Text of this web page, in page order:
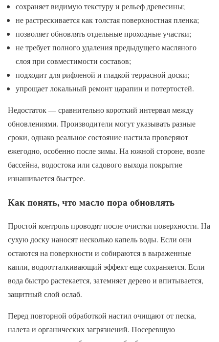
сохраняет видимую текстуру и рельеф древесины;
не растрескивается как толстая поверхностная пленка;
позволяет обновлять отдельные проходные участки;
не требует полного удаления предыдущего масляного
слоя при совместимости составов;
подходит для рифленой и гладкой террасной доски;
упрощает локальный ремонт царапин и потертостей.
Недостаток — сравнительно короткий интервал между
обновлениями. Производители могут указывать разные
сроки, однако реальное состояние настила проверяют
ежегодно, особенно после зимы. На южной стороне, возле
бассейна, водостока или садового выхода покрытие
изнашивается быстрее.
Как понять, что масло пора обновлять
Простой контроль проводят после очистки поверхности. На
сухую доску наносят несколько капель воды. Если они
остаются на поверхности и собираются в выраженные
капли, водоотталкивающий эффект еще сохраняется. Если
вода быстро растекается, затемняет дерево и впитывается,
защитный слой ослаб.
Перед повторной обработкой настил очищают от песка,
налета и органических загрязнений. Посеревшую